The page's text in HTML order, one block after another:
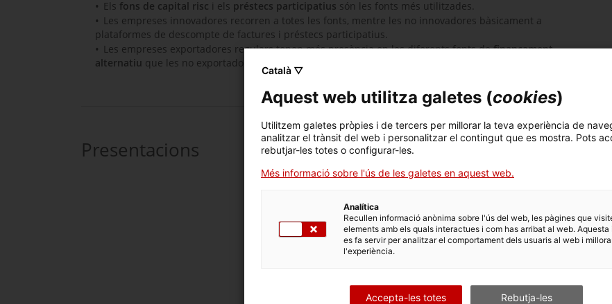
Els fons de capital risc i els préstecs participatius són les fonts més utilitzades.
Les empreses innovadores recorren a totes les fonts, mentre les no innovadores bàsicament a
plataformes de descompte de factures i préstecs participatius.
Les empreses exportadores regulars tenen més presència en les diferents fonts definançament
alternatiu que les no exportadores, excepte en les plataformes de descompte de factures.
Presentacions
Català ▽
Aquest web utilitza galetes (cookies)
Utilitzem galetes pròpies i de tercers per millorar la teva experiència de
analitzar el trànsit del web i personalitzar el contingut que es mostra. Pots
rebutjar-les totes o configurar-les.
Més informació sobre l'ús de les galetes en aquest web.
Analítica
Recullen informació anònima sobre l'ús del web, les pàgines que
elements amb els quals interactues i com has arribat al web.
es fa servir per analitzar el comportament dels usuaris al web i
l'experiència.
Accepta-les totes Rebutja-les